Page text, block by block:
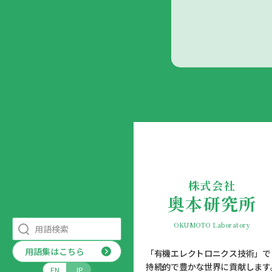
用語集はこちら
EN JP
株式会社
奥本研究所
OKUMOTO Laboratory
「有機エレクトロニクス技術」で
持続的で豊かな世界に貢献しま